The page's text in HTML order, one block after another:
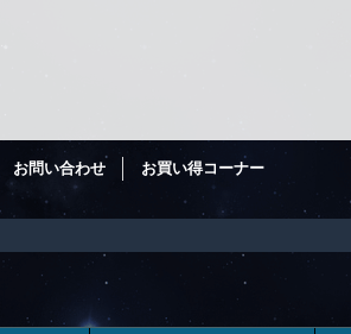
お問い合わせ お買い得コーナー